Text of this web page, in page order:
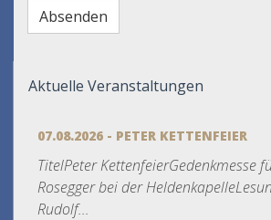
Aktuelle Veranstaltungen
07.08.2026 - PETER KETTENFEIER
TitelPeter KettenfeierGedenkmesse
Rosegger bei der
Rudolf...